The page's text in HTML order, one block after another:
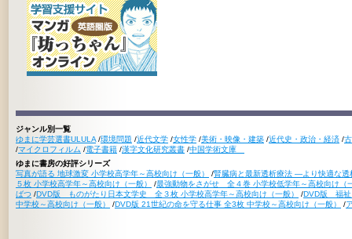
ジャンル別一覧
ゆまに学芸選書ULULA /環境問題 /近代文学 /女性学 /美術・映像・建築 /近代史・政治・経済 /
/マイクロフィルム /電子書籍 /漢字文化研究叢書 /中国学術文庫
ゆまに書房の好評シリーズ
写真が語る 地球激変 小学校高学年～高校向け（一般）
/腎臓病と最新透析療法 ―より快適な
５枚 小学校高学年～高校向け（一般）
/最強動物をさがせ 全４巻 小学校低学年～高校向け（
ばつ /DVD版 ものがたり日本文学史 全３枚 小学校高学年～高校向け（一般） /DVD版 福祉
中学校～高校向け（一般）
/DVD版 21世紀の命を守る仕事 全3枚 中学校～高校向け（一般） /